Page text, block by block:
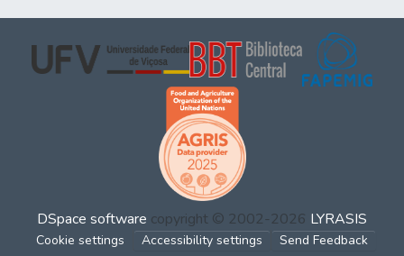
DSpace software copyright © 2002-2026 LYRASIS
Cookie settings Accessibility settings Send Feedback